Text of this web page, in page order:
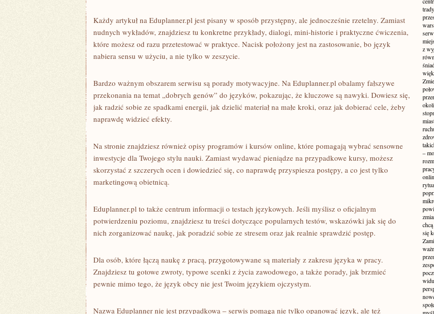
Każdy artykuł na Eduplanner.pl jest pisany w sposób przystępny, ale jednocześnie rzetelny. Zamiast
nudnych wykładów, znajdziesz tu konkretne przykłady, dialogi, mini-historie i praktyczne ćwiczenia,
które możesz od razu przetestować w praktyce. Nacisk położony jest na zastosowanie, bo język
nabiera sensu w użyciu, a nie tylko w zeszycie.
Bardzo ważnym obszarem serwisu są porady motywacyjne. Na Eduplanner.pl obalamy fałszywe
przekonania na temat „dobrych genów” do języków, pokazując, że kluczowe są nawyki. Dowiesz się,
jak radzić sobie ze spadkami energii, jak dzielić materiał na małe kroki, oraz jak dobierać cele, żeby
naprawdę widzieć efekty.
Na stronie znajdziesz również opisy programów i kursów online, które pomagają wybrać sensowne
inwestycje dla Twojego stylu nauki. Zamiast wydawać pieniądze na przypadkowe kursy, możesz
skorzystać z szczerych ocen i dowiedzieć się, co naprawdę przyspiesza postępy, a co jest tylko
marketingową obietnicą.
Eduplanner.pl to także centrum informacji o testach językowych. Jeśli myślisz o oficjalnym
potwierdzeniu poziomu, znajdziesz tu treści dotyczące popularnych testów, wskazówki jak się do
nich zorganizować naukę, jak poradzić sobie ze stresem oraz jak realnie sprawdzić postęp.
Dla osób, które łączą naukę z pracą, przygotowywane są materiały z zakresu języka w pracy.
Znajdziesz tu gotowe zwroty, typowe scenki z życia zawodowego, a także porady, jak brzmieć
pewnie mimo tego, że język obcy nie jest Twoim językiem ojczystym.
Nazwa Eduplanner nie jest przypadkowa – serwis pomaga nie tylko opanować język, ale też
z
–
się